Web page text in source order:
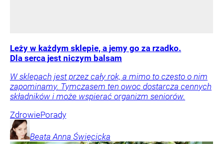
Leży w każdym sklepie, a jemy go za rzadko.
Dla serca jest niczym balsam
W sklepach jest przez cały rok, a mimo to często o nim
zapominamy. Tymczasem ten owoc dostarcza cennych
składników i może wspierać organizm seniorów.
ZdrowiePorady
Beata Anna Święcicka